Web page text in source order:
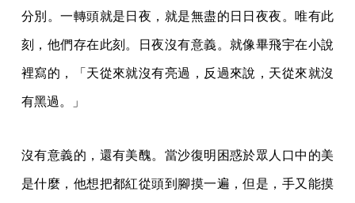
分別。一轉頭就是日夜，就是無盡的日日夜夜。唯有此
刻，他們存在此刻。日夜沒有意義。就像畢飛宇在小說
裡寫的，「天從來就沒有亮過，反過來說，天從來就沒
有黑過。」
沒有意義的，還有美醜。當沙復明困惑於眾人口中的美
是什麼，他想把都紅從頭到腳摸一遍，但是，手又能摸